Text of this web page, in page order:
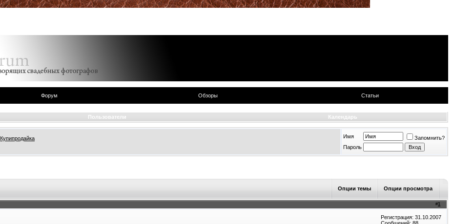
Форум Обзоры Статьи
Пользователи Календарь
Купипродайка Имя
Запомнить?
Пароль
Опции темы Опции просмотра
#1
Регистрация: 31.10.2007